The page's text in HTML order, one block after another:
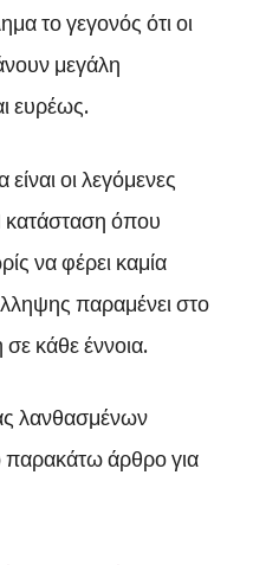
το γεγονός ότι οι
μεγάλη
ευρέως.
οι λεγόμενες
κατάσταση όπου
να φέρει καμία
παραμένει στο
σε κάθε έννοια.
λανθασμένων
άρθρο για